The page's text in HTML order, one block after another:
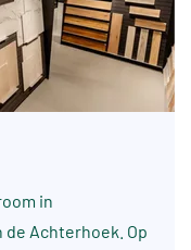
in
Achterhoek. Op